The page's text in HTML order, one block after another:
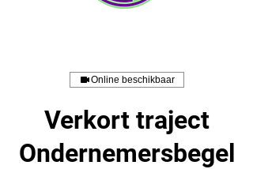
Online beschikbaar
Verkort traject
Ondernemersbegel